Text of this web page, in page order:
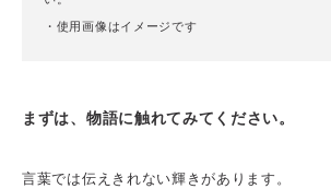
・使用画像はイメージです
まずは、物語に触れてみてください。
言葉では伝えきれない輝きがあります。